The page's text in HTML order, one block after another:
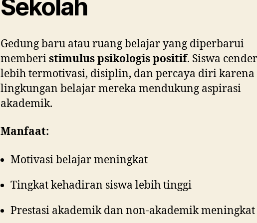
Sekolah
Gedung baru atau ruang belajar yang diperbarui
memberistimulus psikologis positif. Siswa
lebih termotivasi, disiplin, dan percaya diri karena
lingkungan belajar mereka mendukung aspirasi
akademik.
Manfaat:
Motivasi belajar meningkat
Tingkat kehadiran siswa lebih tinggi
Prestasi akademik dan non-akademik meningkat